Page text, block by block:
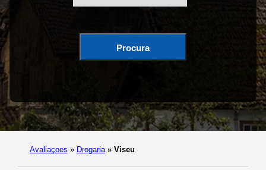
Procura
Avaliaçoes » Drogaria » Viseu